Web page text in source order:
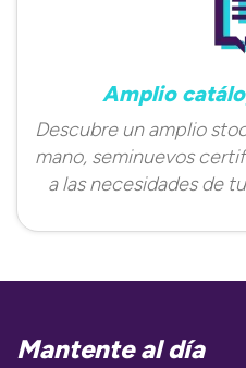
Amplio
Descubre un amplio
mano, seminuevos
a las necesidades de
Mantente al día